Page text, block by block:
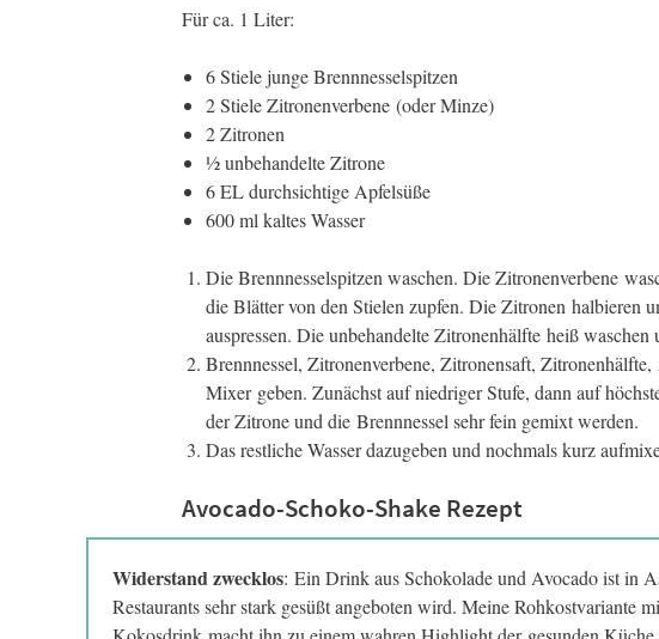
Für ca. 1 Liter:
6 Stiele junge Brennnesselspitzen
2 Stiele Zitronenverbene (oder Minze)
2 Zitronen
½ unbehandelte Zitrone
6 EL durchsichtige Apfelsüße
600 ml kaltes Wasser
Die Brennnesselspitzen waschen. Die Zitronenverbene
die Blätter von den Stielen zupfen. Die Zitronen halbieren
auspressen. Die unbehandelte Zitronenhälfte heiß waschen
Brennnessel, Zitronenverbene, Zitronensaft,
Mixer geben. Zunächst auf niedriger Stufe, dann auf
der Zitrone und die Brennnessel sehr fein gemixt werden.
Das restliche Wasser dazugeben und nochmals kurz
Avocado-Schoko-Shake Rezept
Widerstand zwecklos: Ein Drink aus Schokolade und Avocado ist in
Restaurants sehr stark gesüßt angeboten wird. Meine Rohkostvariante